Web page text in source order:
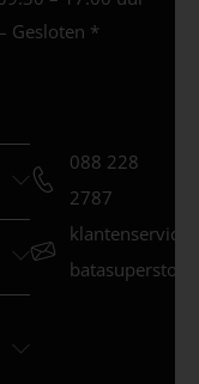
Gesloten *
088 228
2787